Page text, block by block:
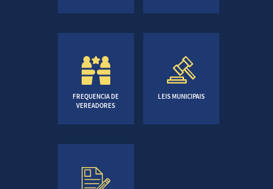
FREQUENCIA DE
VEREADORES
LEIS MUNICIPAIS